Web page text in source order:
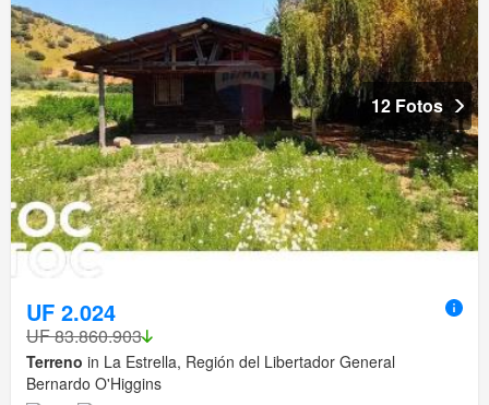
12 Fotos
UF 2.024
UF 83.860.903
Terreno in La Estrella, Región del Libertador General
Bernardo O'Higgins